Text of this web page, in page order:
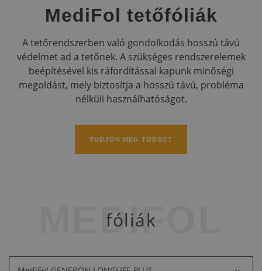
MediFol tetőfóliák
A tetőrendszerben való gondolkodás hosszú távú
védelmet ad a tetőnek. A szükséges rendszerelemek
beépítésével kis ráfordítással kapunk minőségi
megoldást, mely biztosítja a hosszú távú, probléma
nélküli használhatóságot.
TUDJON MEG TÖBBET
MEDIFOL
fóliák